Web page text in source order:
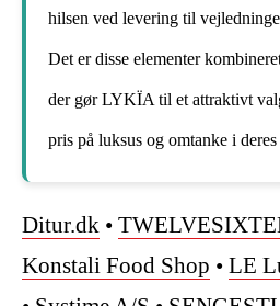
hilsen ved levering til
Det er disse elementer
der gør LYKÏA til et attraktivt
pris på luksus og omtanke i
Ditur.dk •
Konstali Food Shop • LE